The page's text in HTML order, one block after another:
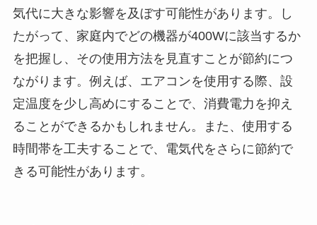
気代に大きな影響を及ぼす可能性があります。し
たがって、家庭内でどの機器が400Wに該当するか
を把握し、その使用方法を見直すことが節約につ
ながります。例えば、エアコンを使用する際、設
定温度を少し高めにすることで、消費電力を抑え
ることができるかもしれません。また、使用する
時間帯を工夫することで、電気代をさらに節約で
きる可能性があります。